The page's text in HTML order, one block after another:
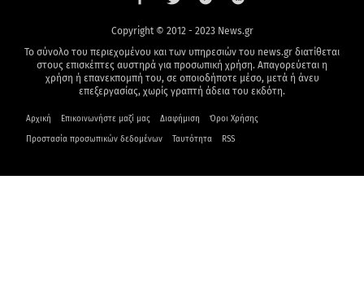
Copyright © 2012 - 2023 News.gr
Το σύνολο του περιεχομένου και των υπηρεσιών του news.gr διατίθεται
στους επισκέπτες αυστηρά για προσωπική χρήση. Απαγορεύεται η
χρήση ή επανεκπομπή του, σε οποιοδήποτε μέσο, μετά ή άνευ
επεξεργασίας, χωρίς γραπτή άδεια του εκδότη.
Αρχική Επικοινωνήστε μαζί μας Διαφήμιση Όροι Χρήσης
Προστασία προσωπικών δεδομένων Ταυτότητα RSS